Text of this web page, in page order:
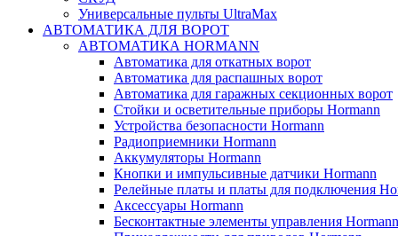
Универсальные пульты UltraMax
АВТОМАТИКА ДЛЯ ВОРОТ
АВТОМАТИКА HORMANN
Автоматика для откатных ворот
Автоматика для распашных ворот
Автоматика для гаражных секционных ворот
Стойки и осветительные приборы Hormann
Устройства безопасности Hormann
Радиоприемники Hormann
Аккумуляторы Hormann
Кнопки и импульсивные датчики Hormann
Релейные платы и платы для подключения
Аксессуары Hormann
Бесконтактные элементы управления Hormann